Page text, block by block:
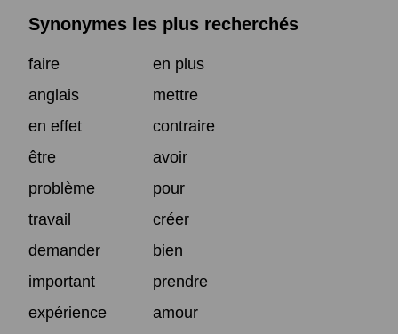
Synonymes les plus recherchés
faire
en plus
anglais
mettre
en effet
contraire
être
avoir
problème
pour
travail
créer
demander
bien
important
prendre
expérience
amour